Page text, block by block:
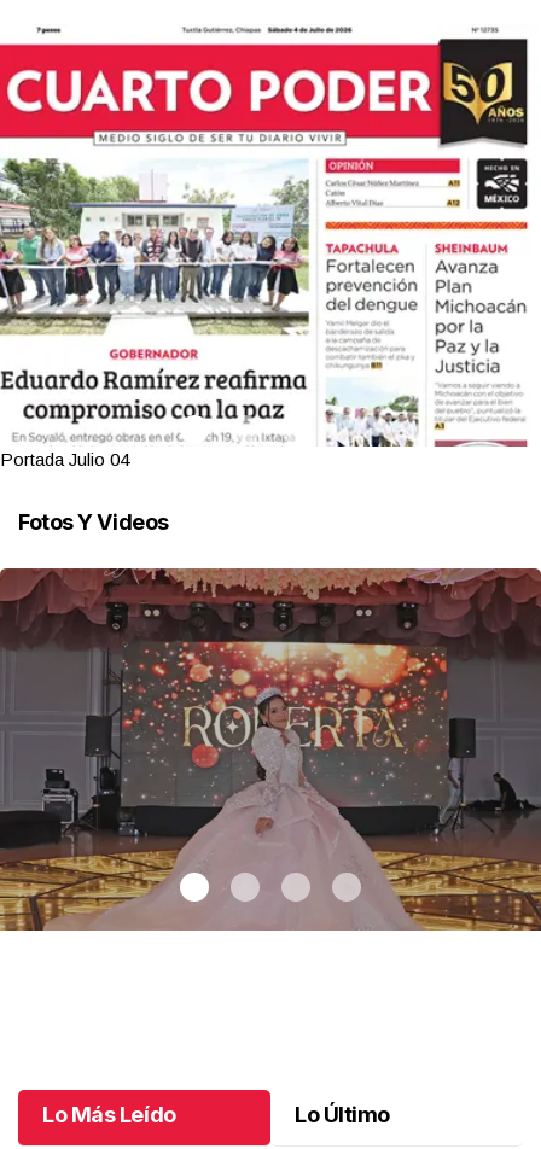
Portada Julio 04
Fotos Y Videos
Lo Más Leído Lo Último